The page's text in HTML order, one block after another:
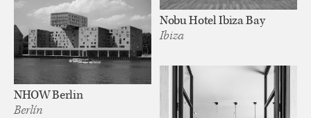
Nobu Hotel Ibiza Bay
Ibiza
NHOW Berlin
Berlín